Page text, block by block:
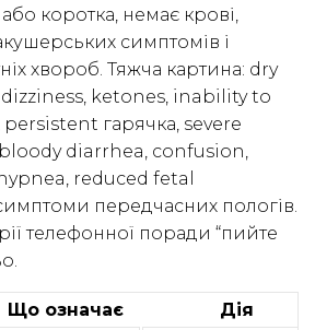
або коротка, немає крові,
симптомів і
хвороб. Тяжча картина: dry
ketones, inability to
гарячка, severe
diarrhea, confusion,
reduced fetal
передчасних пологів.
телефонної поради “пийте
Що означає
Дія